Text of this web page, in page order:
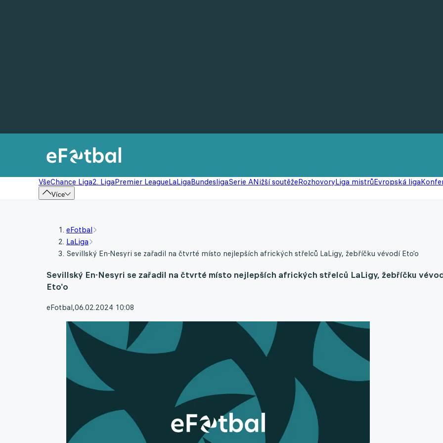
VšeChance Liga2. LigaPremier LeagueLaLigaBundesligaSerie ANižší soutěžeRozhovoryLiga mistrůEvropská liga
Více
eFotbal
LaLiga
Sevillský En-Nesyri se zařadil na čtvrté místo nejlepších afrických střelců LaLigy, žebříčku vévodí Eto'o
Sevillský En-Nesyri se zařadil na čtvrté místo nejlepších afrických střelců LaLigy, žebříčku
Eto'o
eFotbal,06.02.2024 10:08